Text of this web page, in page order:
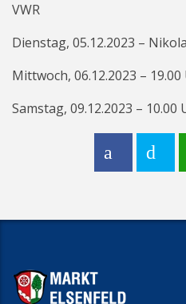
VWR
Dienstag, 05.12.2023 –
Mittwoch, 06.12.2023 –
Samstag, 09.12.2023 –